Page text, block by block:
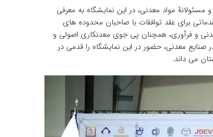
مواد معدنی، در این نمایشگاه به معرفی
برای عقد توافقات با صاحبان محدوده های
و فرآوری، همچنان پی جوی معدنکاری اصولی و
معدنی، حضور در این نمایشگاه را قدمی در
می داند.‬‬‬‬‬‬‬‬‬‬